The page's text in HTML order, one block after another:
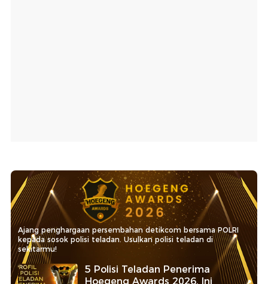
Ajang penghargaan persembahan detikcom bersama POLRI
kepada sosok polisi teladan. Usulkan polisi teladan di
sekitarmu!
5 Polisi Teladan Penerima
Hoegeng Awards 2026, Ini